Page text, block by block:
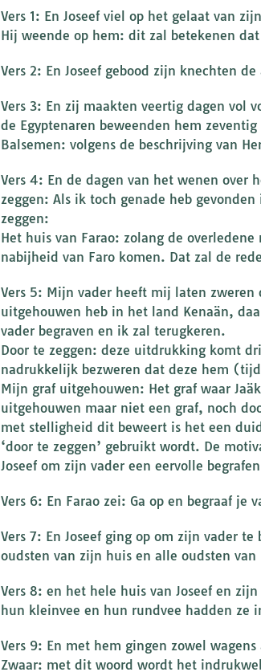
Vers 1: En Joseef viel op het gelaat van
Hij weende op hem: dit zal betekenen
Vers 2: En Joseef gebood zijn knechten
Vers 3: En zij maakten veertig dagen vol
de Egyptenaren beweenden hem zeventig
Balsemen: volgens de beschrijving van
Vers 4: En de dagen van het wenen over
zeggen: Als ik toch genade heb
zeggen:
Het huis van Farao: zolang de
nabijheid van Faro komen. Dat zal de
Vers 5: Mijn vader heeft mij laten
uitgehouwen heb in het land Kenaän,
vader begraven en ik zal terugkeren.
Door te zeggen: deze uitdrukking komt
nadrukkelijk bezweren dat deze hem
Mijn graf uitgehouwen: Het graf waar
uitgehouwen maar niet een graf, noch
met stelligheid dit beweert is het een
‘door te zeggen’ gebruikt wordt. De
Joseef om zijn vader een eervolle
Vers 6: En Farao zei: Ga op en begraaf
Vers 7: En Joseef ging op om zijn vader
oudsten van zijn huis en alle oudsten van
Vers 8: en het hele huis van Joseef en
hun kleinvee en hun rundvee hadden ze
Vers 9: En met hem gingen zowel
Zwaar: met dit woord wordt het